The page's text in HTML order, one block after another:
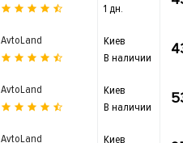
1 дн.
AvtoLand
Киев
В наличии
AvtoLand
Киев
В наличии
AvtoLand
Киев